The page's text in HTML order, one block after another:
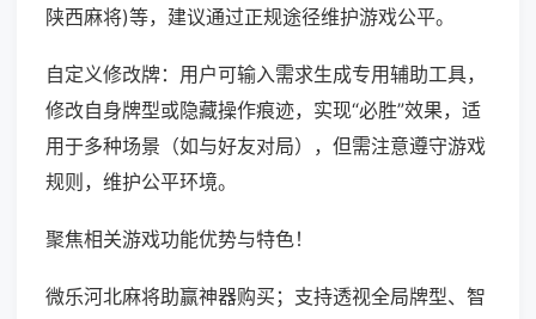
陕西麻将)等，建议通过正规途径维护游戏公平。
自定义修改牌：用户可输入需求生成专用辅助工具，
修改自身牌型或隐藏操作痕迹，实现“必胜”效果，适
用于多种场景（如与好友对局），但需注意遵守游戏
规则，维护公平环境。
聚焦相关游戏功能优势与特色！
微乐河北麻将助赢神器购买；支持透视全局牌型、智